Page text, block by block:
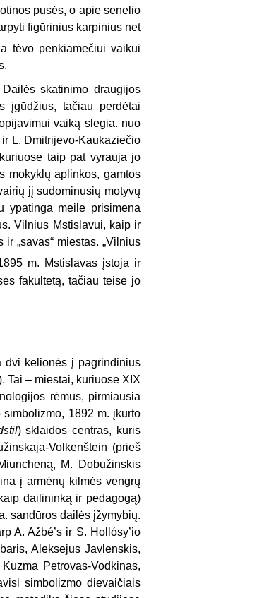
pusės, o apie senelio
figūrinius karpinius net
tėvo penkiamečiui vaikui
skatinimo draugijos
įgūdžius, tačiau perdėtai
vaiką slegia. nuo
L. Dmitrijevo-Kaukaziečio
taip pat vyrauja jo
mokyklų aplinkos, gamtos
jį sudominusių motyvų
ypatinga meile prisimena
Vilnius Mstislavui, kaip ir
„savas“ miestas. „Vilnius
m. Mstislavas įstoja ir
fakultetą, tačiau teisė jo
dvi kelionės į pagrindinius
Tai – miestai, kuriuose XIX
rėmus, pirmiausia
1892 m. įkurto
) sklaidos centras, kuris
Volkenštein (prieš
M. Dobužinskis
į armėnų kilmės vengrų
dailininką ir pedagogą)
sandūros dailės įžymybių.
A. Ažbé’s ir S. Hollósy’io
Aleksejus Javlenskis,
Petrovas-Vodkinas,
simbolizmo dievaičiais